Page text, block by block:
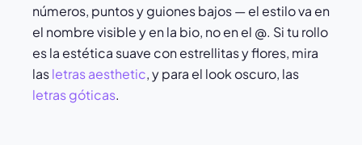
números, puntos y guiones bajos — el estilo va en
el nombre visible y en la bio, no en el @. Si tu rollo
es la estética suave con estrellitas y flores, mira
lasletras aesthetic, y para el look oscuro, las
letras góticas.